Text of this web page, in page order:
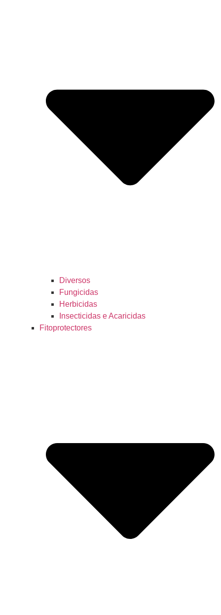
Diversos
Fungicidas
Herbicidas
Insecticidas e Acaricidas
Fitoprotectores